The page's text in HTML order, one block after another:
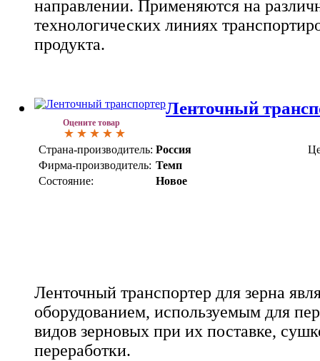
направлении. Применяются на
технологических линиях
продукта.
Оцените товар
Ленточный
Страна-производитель: Россия
Фирма-производитель: Темп
Состояние:
Новое
Ленточный транспортер для зерна
оборудованием, используемым для
видов зерновых при их поставке,
переработки.